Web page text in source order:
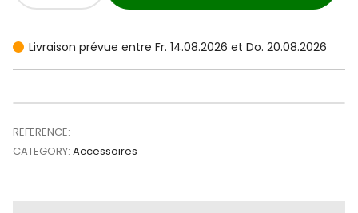
Livraison prévue entre Fr. 14.08.2026 et Do. 20.08.2026
REFERENCE:
CATEGORY: Accessoires